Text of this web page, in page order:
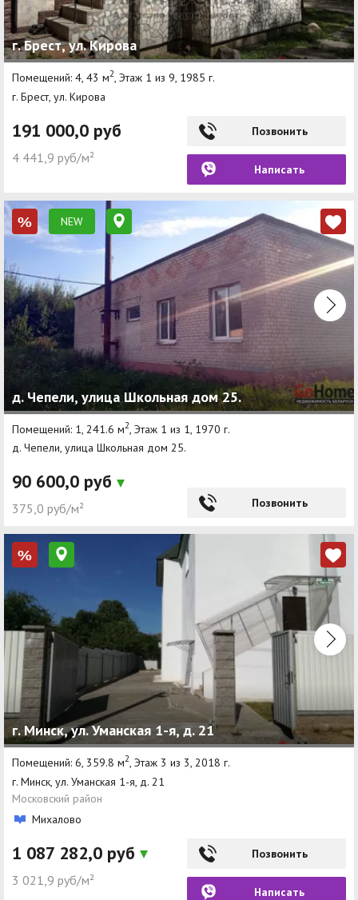
г. Брест, ул. Кирова
Помещений: 4, 43 м2, Этаж 1 из 9, 1985 г.
г. Брест, ул. Кирова
191 000,0 руб
4 441,9 руб/м²
Позвонить
Написать
% NEW
д. Чепели, улица Школьная дом 25.
Помещений: 1, 241.6 м2 , Этаж 1 из 1, 1970 г.
д. Чепели, улица Школьная дом 25.
90 600,0 руб
375,0 руб/м² Позвонить
%
г. Минск, ул. Уманская 1-я, д. 21
Помещений: 6, 359.8 м2, Этаж 3 из 3, 2018 г.
г. Минск, ул. Уманская 1-я, д. 21
Московский район
Михалово
1 087 282,0 руб
3 021,9 руб/м²
Позвонить
Написать